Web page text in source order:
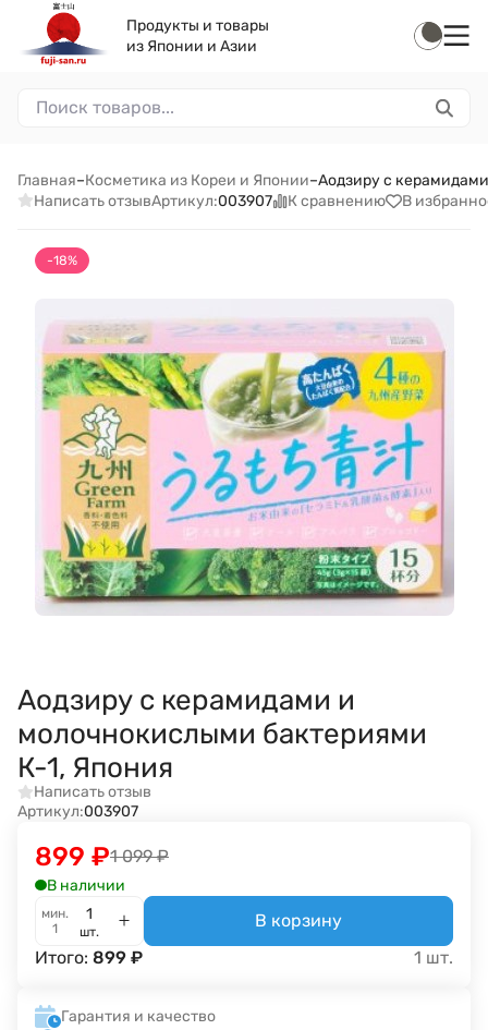
Продукты и товары
из Японии и Азии
Главная–Косметика из Кореи и Японии–Аодзиру с
Написать отзывАртикул:003907 К сравнению В
-18%
Аодзиру с керамидами и
молочнокислыми бактериями
К-1, Япония
Написать отзыв
Артикул:003907
1 099 ₽
899 ₽
В наличии
мин.
1
шт.
В корзину
Итого: 899 ₽ 1 шт.
Гарантия и качество